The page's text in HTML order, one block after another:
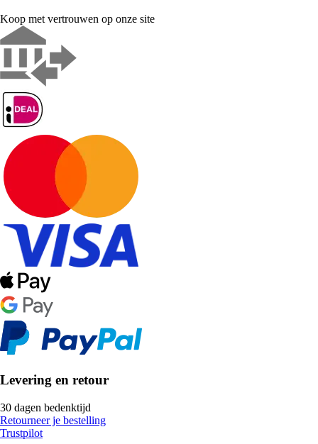
Koop met vertrouwen op onze site
Levering en retour
30 dagen bedenktijd
Retourneer je bestelling
Trustpilot